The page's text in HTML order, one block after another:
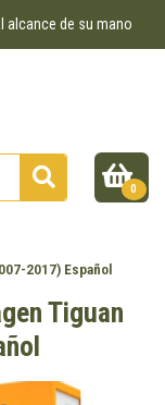
alcance de su mano
0
2017) Español
Tiguan